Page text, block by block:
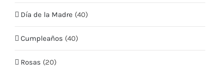
Día de la Madre (40)
Cumpleaños (40)
Rosas (20)
Mis Direcciones
Términos y condiciones